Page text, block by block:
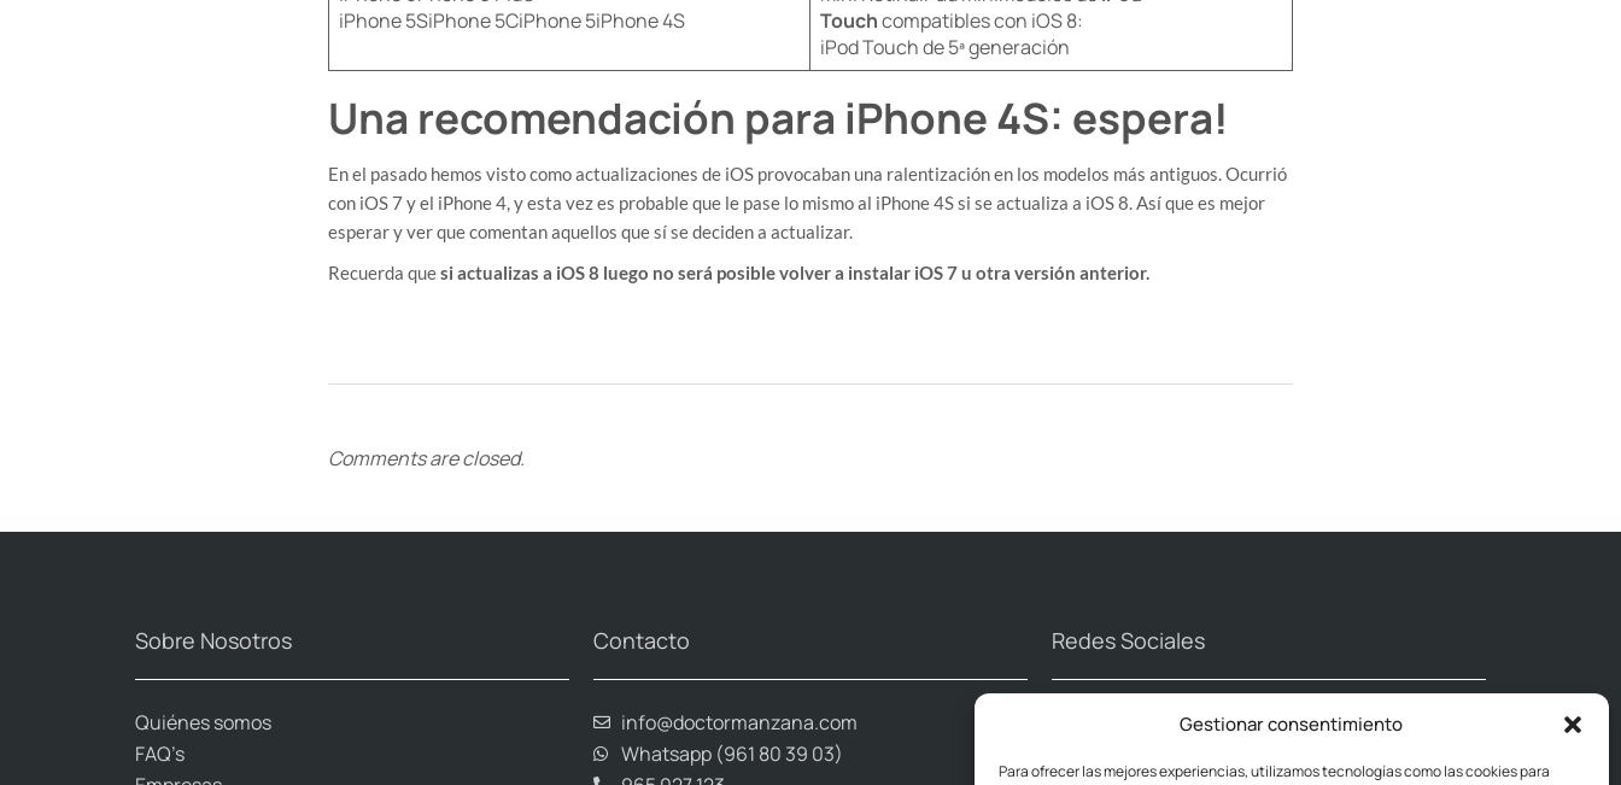
Gestionar consentimiento
Para ofrecer las mejores experiencias, utilizamos tecnologías como las cookies para
iPhone 5SiPhone 5CiPhone 5iPhone 4S
Touchcompatibles con iOS 8:
iPod Touch de 5ª generación
Una recomendación para iPhone 4S: espera!
En el pasado hemos visto como actualizaciones de iOS provocaban una ralentización en los modelos más antiguos. Ocurrió
con iOS 7 y el iPhone 4, y esta vez es probable que le pase lo mismo al iPhone 4S si se actualiza a iOS 8. Así que es mejor
esperar y ver que comentan aquellos que sí se deciden a actualizar.
Recuerda quesi actualizas a iOS 8 luego no será posible volver a instalar iOS 7 u otra versión anterior.
Comments are closed.
Sobre Nosotros
Quiénes somos
FAQ’s
Contacto
info@doctormanzana.com
Whatsapp (961 80 39 03)
Redes Sociales